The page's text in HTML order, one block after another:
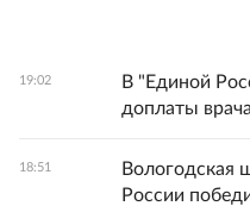
19:02
В "Единой
доплаты
18:51
Вологодская
России